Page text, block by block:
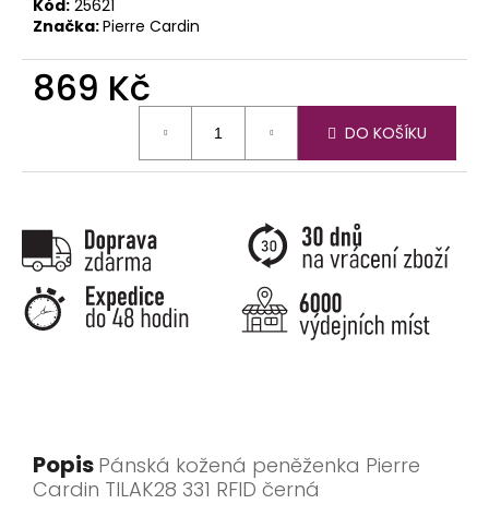
Kód: 25621
Značka:Pierre Cardin
869 Kč
DO KOŠÍKU
Popis Pánská kožená peněženka Pierre
Cardin TILAK28 331 RFID černá